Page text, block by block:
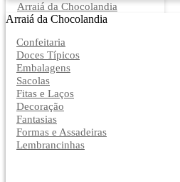
Arraiá da Chocolandia
Arraiá da Chocolandia
Confeitaria
Doces Típicos
Embalagens
Sacolas
Fitas e Laços
Decoração
Fantasias
Formas e Assadeiras
Lembrancinhas